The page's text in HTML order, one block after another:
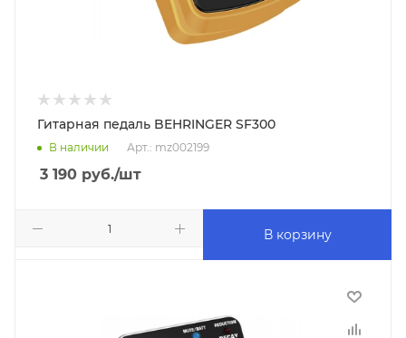
Гитарная педаль BEHRINGER SF300
В наличии Арт.: mz002199
3 190 руб./шт
В корзину